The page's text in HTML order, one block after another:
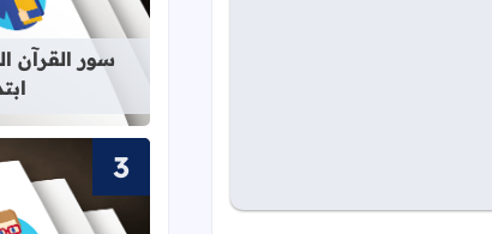
سور القرآن